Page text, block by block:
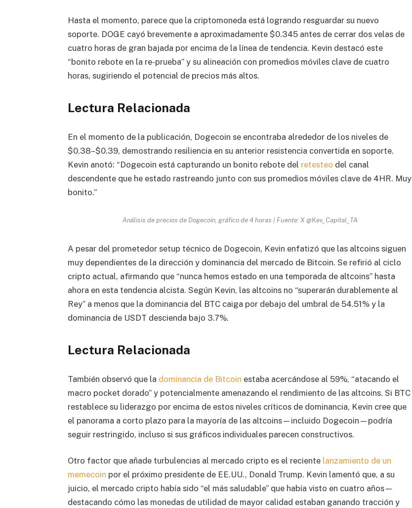
Hasta el momento, parece que la criptomoneda está logrando resguardar su nuevo
soporte. DOGE cayó brevemente a aproximadamente $0.345 antes de cerrar dos velas de
cuatro horas de gran bajada por encima de la línea de tendencia. Kevin destacó este
“bonito rebote en la re-prueba” y su alineación con promedios móviles clave de cuatro
horas, sugiriendo el potencial de precios más altos.
Lectura Relacionada
En el momento de la publicación, Dogecoin se encontraba alrededor de los niveles de
$0.38–$0.39, demostrando resiliencia en su anterior resistencia convertida en soporte.
Kevin anotó: “Dogecoin está capturando un bonito rebote del retesteo del canal
descendente que he estado rastreando junto con sus promedios móviles clave de 4HR. Muy
bonito.”
Análisis de precios de Dogecoin, gráfico de 4 horas | Fuente: X @Kev_Capital_TA
A pesar del prometedor setup técnico de Dogecoin, Kevin enfatizó que las altcoins siguen
muy dependientes de la dirección y dominancia del mercado de Bitcoin. Se refirió al ciclo
cripto actual, afirmando que “nunca hemos estado en una temporada de altcoins” hasta
ahora en esta tendencia alcista. Según Kevin, las altcoins no “superarán durablemente al
Rey” a menos que la dominancia del BTC caiga por debajo del umbral de 54.51% y la
dominancia de USDT descienda bajo 3.7%.
Lectura Relacionada
También observó que la dominancia de Bitcoin estaba acercándose al 59%, “atacando el
macro pocket dorado” y potencialmente amenazando el rendimiento de las altcoins. Si BTC
restablece su liderazgo por encima de estos niveles críticos de dominancia, Kevin cree que
el panorama a corto plazo para la mayoría de las altcoins—incluido Dogecoin—podría
seguir restringido, incluso si sus gráficos individuales parecen constructivos.
Otro factor que añade turbulencias al mercado cripto es el reciente lanzamiento de un
memecoin por el próximo presidente de EE.UU., Donald Trump. Kevin lamentó que, a su
juicio, el mercado cripto había sido “el más saludable” que había visto en cuatro años—
destacando cómo las monedas de utilidad de mayor calidad estaban ganando tracción y